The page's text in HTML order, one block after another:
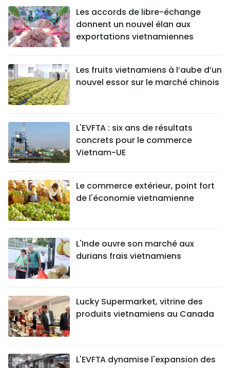
Les accords de libre-échange
donnent un nouvel élan aux
exportations vietnamiennes
Les fruits vietnamiens à l’aube d’un
nouvel essor sur le marché chinois
L'EVFTA : six ans de résultats
concrets pour le commerce
Vietnam-UE
Le commerce extérieur, point fort
de l'économie vietnamienne
L'Inde ouvre son marché aux
durians frais vietnamiens
Lucky Supermarket, vitrine des
produits vietnamiens au Canada
L'EVFTA dynamise l'expansion des